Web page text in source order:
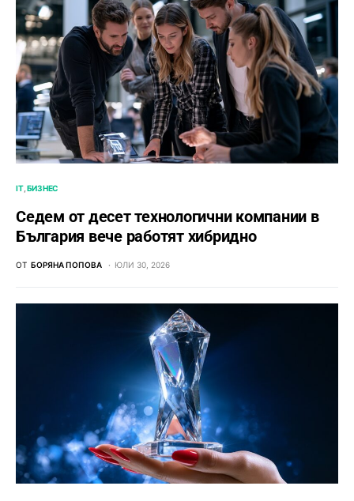
IT БИЗНЕС
Седем от десет технологични компании в
България вече работят хибридно
ОТ БОРЯНА ПОПОВА ЮЛИ 30, 2026